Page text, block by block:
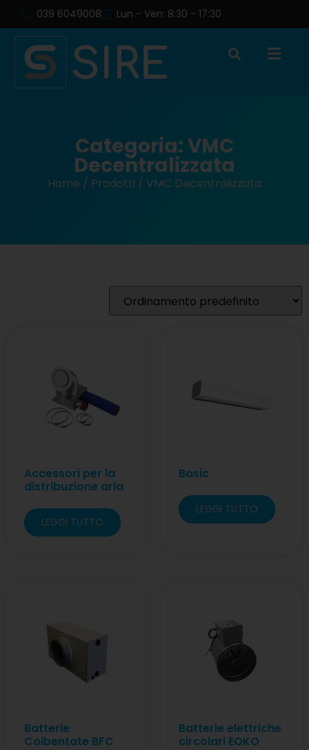
039 6049008 Lun - Ven: 8:30 - 17:30
Categoria: VMC
Decentralizzata
Home / Prodotti / VMC Decentralizzata
Accessori per la
distribuzione aria
LEGGI TUTTO
Basic
LEGGI TUTTO
Batterie
Coibentate BFC
Batterie elettriche
circolari EOKO